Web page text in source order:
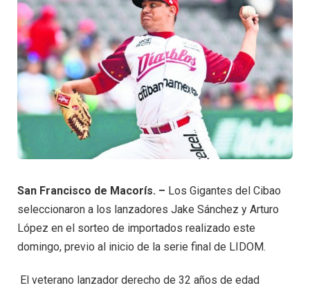
San Francisco de Macorís. – Los Gigantes del Cibao
seleccionaron a los lanzadores Jake Sánchez y Arturo
López en el sorteo de importados realizado este
domingo, previo al inicio de la serie final de LIDOM.
El veterano lanzador derecho de 32 años de edad